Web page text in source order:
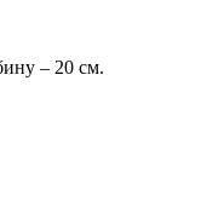
– 20 см.